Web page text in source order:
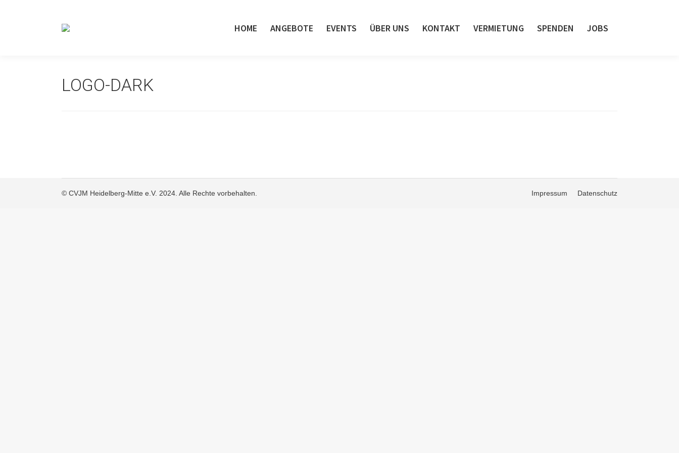
HOME ANGEBOTE EVENTS ÜBER UNS KONTAKT VERMIETUNG SPENDEN JOBS
LOGO-DARK
© CVJM Heidelberg-Mitte e.V. 2024. Alle Rechte vorbehalten. Impressum Datenschutz